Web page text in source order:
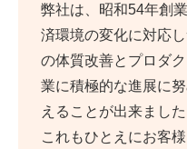
弊社は、昭和54年創
済環境の変化に対応
の体質改善とプロダ
業に積極的な進展に
えることが出来ました
これもひとえにお客